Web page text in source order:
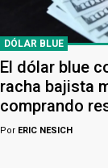
DÓLAR BLUE
El dólar blue
racha bajista
comprando
Por ERIC NESICH